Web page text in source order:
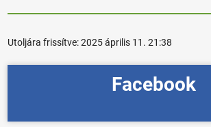
Utoljára frissítve:2025 április 11. 21:38
Facebook